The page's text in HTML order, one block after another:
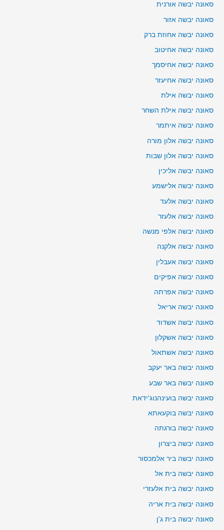
סאונה יבשה אורנית
סאונה יבשה אזור
סאונה יבשה אחוזת ברק
סאונה יבשה אחיטוב
סאונה יבשה אחיסמך
סאונה יבשה אחיעזר
סאונה יבשה אילת
סאונה יבשה אילת השחר
סאונה יבשה איתמר
סאונה יבשה אלון מורה
סאונה יבשה אלון שבות
סאונה יבשה אליכין
סאונה יבשה אלישמע
סאונה יבשה אלעד
סאונה יבשה אלעזר
סאונה יבשה אלפי מנשה
סאונה יבשה אלקנה
סאונה יבשה אעבלין
סאונה יבשה אפיקים
סאונה יבשה אפרתה
סאונה יבשה אריאל
סאונה יבשה אשדוד
סאונה יבשה אשקלון
סאונה יבשה אשתאול
סאונה יבשה באר יעקב
סאונה יבשה באר שבע
סאונה יבשה בועינהנוג'ידאת
סאונה יבשה בוקעאתא
סאונה יבשה בורגתה
סאונה יבשה ביצרון
סאונה יבשה ביר אלמכסור
סאונה יבשה בית אל
סאונה יבשה בית אלעזרי
סאונה יבשה בית אריה
סאונה יבשה בית ג'ן